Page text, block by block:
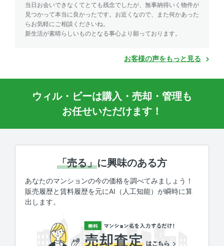
当日お会いできなくてとても残念でしたが、無事納得いく物件が
見つかって本当に良かったです。お近くなので、また何かあった
らお気軽にご相談くださいね。
新生活が素晴らしいものとなる事心より願っております。
お客様の声をもっと見る
ウィル・ビーは購入・売却・管理も
お任せいただけます！
「売る」に興味のある方
あなたのマンションの今の価格を調べてみましょう！
販売履歴と賃料履歴を元にAI（人工知能）が瞬時に算
出します。